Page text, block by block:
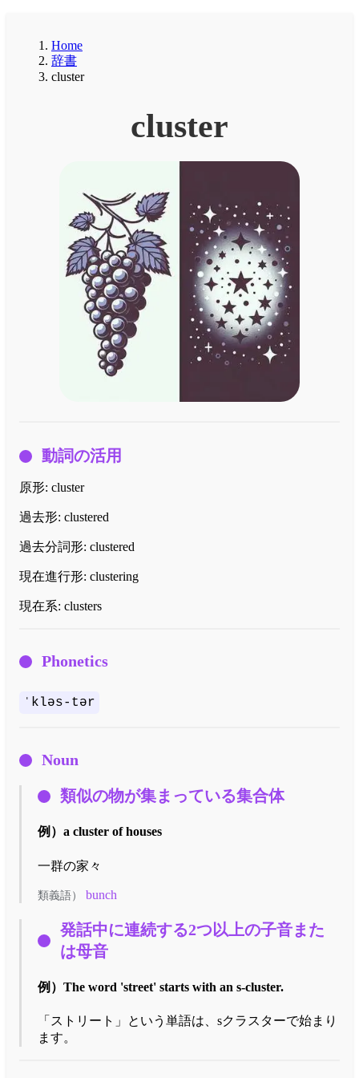
Home
辞書
cluster
cluster
動詞の活用
原形: cluster
過去形: clustered
過去分詞形: clustered
現在進行形: clustering
現在系: clusters
Phonetics
ˈkləs-tər
Noun
類似の物が集まっている集合体
例） a cluster of houses
一群の家々
類義語） bunch
発話中に連続する2つ以上の子音また
は母音
例） The word 'street' starts with an s-cluster.
「ストリート」という単語は、sクラスターで始まり
ます。